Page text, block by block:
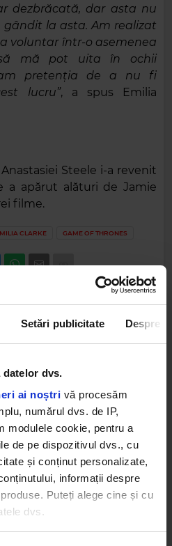
Setări publicitate Despre
datelor dvs.
ai noștri vă procesăm
numărul dvs. de IP,
modulele cookie, pentru a
de pe dispozitivul dvs., cu
și conținut personalizate,
informații despre
Puteți alege cine și cu
dvs.
dezbrăcată, dar asta nu
la asta. Am realizat
voluntar într-o asemenea
mă pot uita în ochii
pretenția de a nu fi
lucru”, a spus Emilia
Steele i-a revenit
a apărut alături de Jamie
filme.
CLARKE GAME OF THRONES
radios
playlist-uri
Radio
PEAS –I GOTTA FEELING